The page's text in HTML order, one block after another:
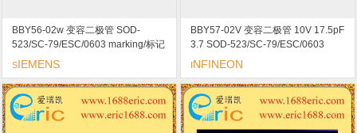
BBY56-02w 变容二极管 SOD-
523/SC-79/ESC/0603 marking/标记
6 低调谐电压
SIEMENS
BBY57-02V 变容二极管 10V 17.5pF
3.7 SOD-523/SC-79/ESC/0603
marking/标记 55 调谐/低串联电阻/高
INFINEON